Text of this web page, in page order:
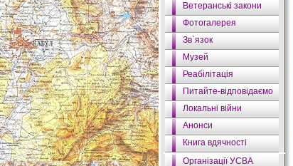
Ветеранські закони
Фотогалерея
Зв`язок
Музей
Реабілітація
Питайте-відповідаємо
Локальні війни
Анонси
Книга вдячності
Організації УСВА